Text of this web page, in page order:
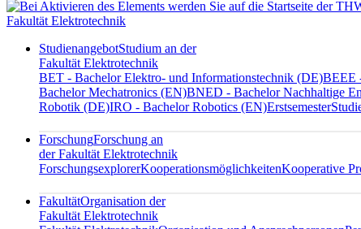
Fakultät Elektrotechnik
StudienangebotStudium an der
Fakultät Elektrotechnik
BET - Bachelor Elektro- und Informationstechnik (DE)BEEE
Bachelor Mechatronics (EN)BNED - Bachelor Nachhaltige
Robotik (DE)IRO - Bachelor Robotics (EN)Erstsemester
ForschungForschung an
der Fakultät Elektrotechnik
ForschungsexplorerKooperationsmöglichkeitenKooperative
FakultätOrganisation der
Fakultät Elektrotechnik